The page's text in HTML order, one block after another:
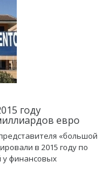
году
евро
«большой
в 2015 году по
финансовых